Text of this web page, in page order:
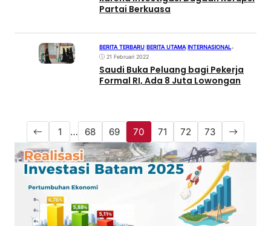
Partai Berkuasa
BERITA TERBARU BERITA UTAMA| INTERNASIONAL•
21 Februari 2022
Saudi Buka Peluang bagi Pekerja
Formal RI, Ada 8 Juta Lowongan
1 … 68 69 70 71 72 73